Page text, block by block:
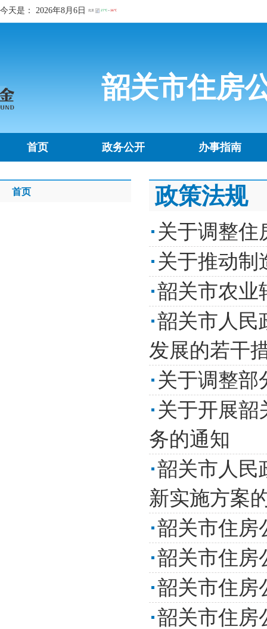
今天是： 2026年8月6日
韶关市住房
首页 政务公开 办事指南
首页 政策法规
关于调整住
关于推动制
韶关市农业
韶关市人民
发展的若干
关于调整部
关于开展韶
务的通知
韶关市人民
新实施方案
韶关市住房
韶关市住房
韶关市住房
韶关市住房